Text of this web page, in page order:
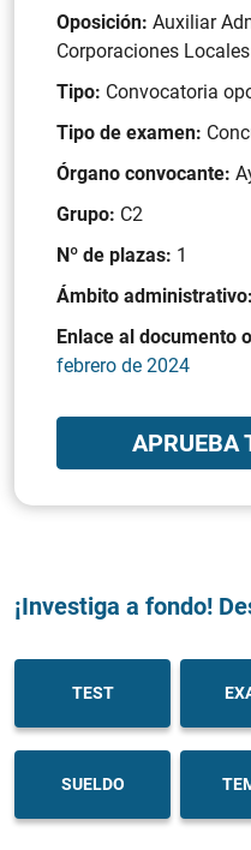
Oposición: Auxiliar
Corporaciones Locales
Tipo: Convocatoria
Tipo de examen:
Órgano convocante:
Grupo: C2
Nº de plazas: 1
Ámbito administrativo:
Enlace al documento
febrero de 2024
APRUEBA
¡Investiga a fondo!
TEST
SUELDO